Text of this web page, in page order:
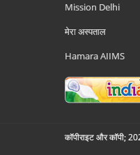
Mission Delhi
मेरा अस्पताल
Hamara AIIMS
कॉपीराइट और कॉपी;